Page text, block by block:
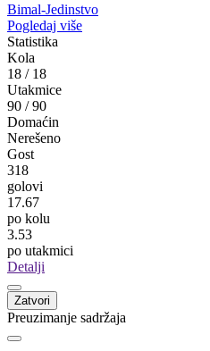
Bimal-Jedinstvo
Pogledaj više
Statistika
Kola
18 / 18
Utakmice
90 /90
Domaćin
Nerešeno
Gost
318
golovi
17.67
po kolu
3.53
po utakmici
Detalji
Zatvori
Preuzimanje sadržaja